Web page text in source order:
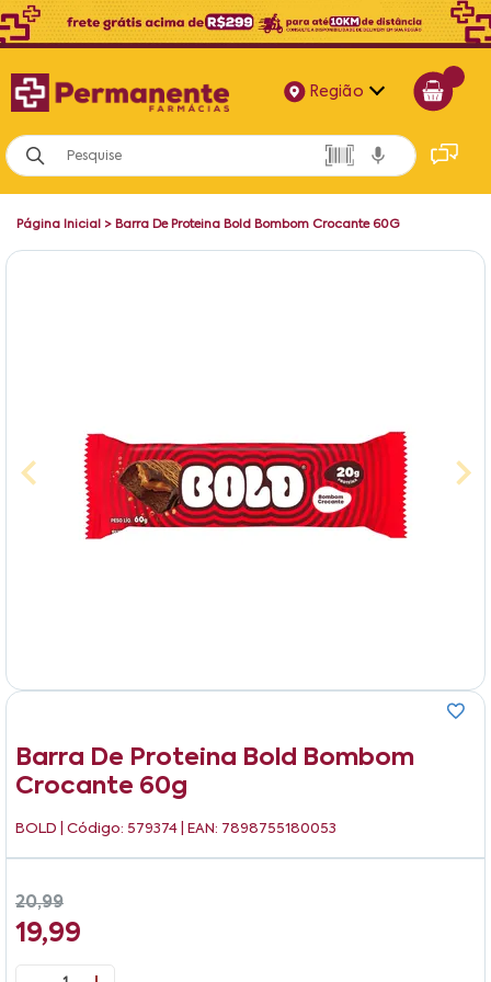
Região
Alagoas
Bahia
Página Inicial > Barra De Proteina Bold Bombom Crocante 60G
Barra De Proteina Bold Bombom
Crocante 60g
BOLD | Código: 579374 | EAN: 7898755180053
20,99
19,99